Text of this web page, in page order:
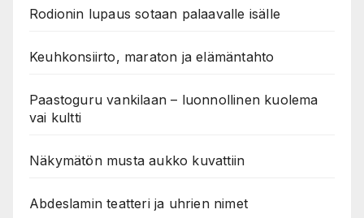
Rodionin lupaus sotaan palaavalle isälle
Keuhkonsiirto, maraton ja elämäntahto
Paastoguru vankilaan – luonnollinen kuolema
vai kultti
Näkymätön musta aukko kuvattiin
Abdeslamin teatteri ja uhrien nimet